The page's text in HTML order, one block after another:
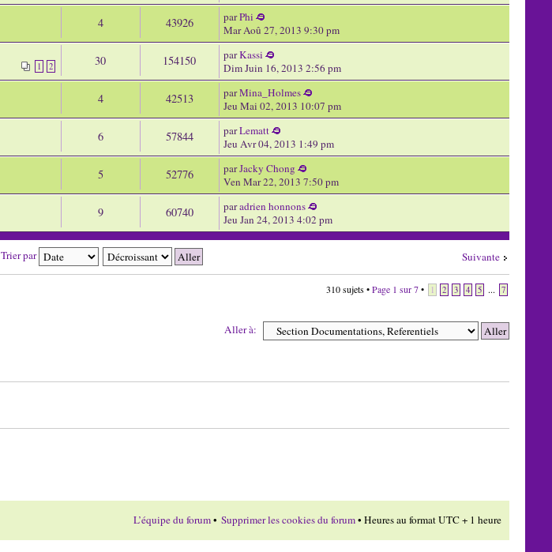
4 43926 parPhi
Mar Aoû 27, 2013 9:30 pm
1 2 30 154150 parKassi
Dim Juin 16, 2013 2:56 pm
4 42513 parMina_Holmes
Jeu Mai 02, 2013 10:07 pm
6 57844 parLematt
Jeu Avr 04, 2013 1:49 pm
5 52776 parJacky Chong
Ven Mar 22, 2013 7:50 pm
9 60740 paradrien honnons
Jeu Jan 24, 2013 4:02 pm
Suivante
Trier par
310 sujets •Page 1 sur7• 1 2 3 4 5 ... 7
Aller à:
L’équipe du forum• Supprimer les cookies du forum• Heures au format UTC + 1 heure